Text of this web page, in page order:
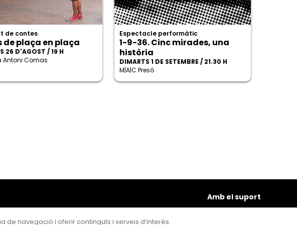
de contes
de plaça en plaça
26 D'AGOST / 19 H
Antoni Comas
Espectacle performàtic
1-9-36. Cinc mirades, una
història
DIMARTS 1 DE SETEMBRE / 21.30 H
M|A|C Presó
Amb el suport
de navegació i oferir continguts i serveis d’interès.